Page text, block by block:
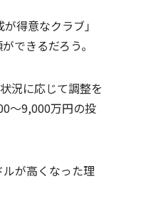
得意なクラブ」
できるだろう。
況に応じて調整を
～9,000万円の投
が高くなった理